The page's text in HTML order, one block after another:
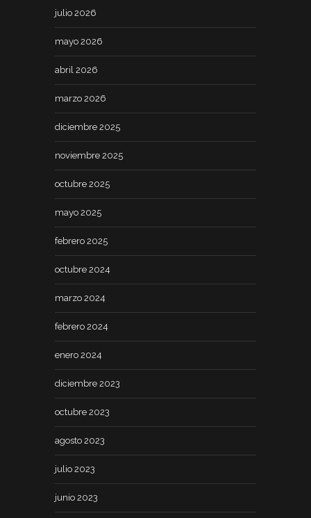
julio 2026
mayo 2026
abril 2026
marzo 2026
diciembre 2025
noviembre 2025
octubre 2025
mayo 2025
febrero 2025
octubre 2024
marzo 2024
febrero 2024
enero 2024
diciembre 2023
octubre 2023
agosto 2023
julio 2023
junio 2023